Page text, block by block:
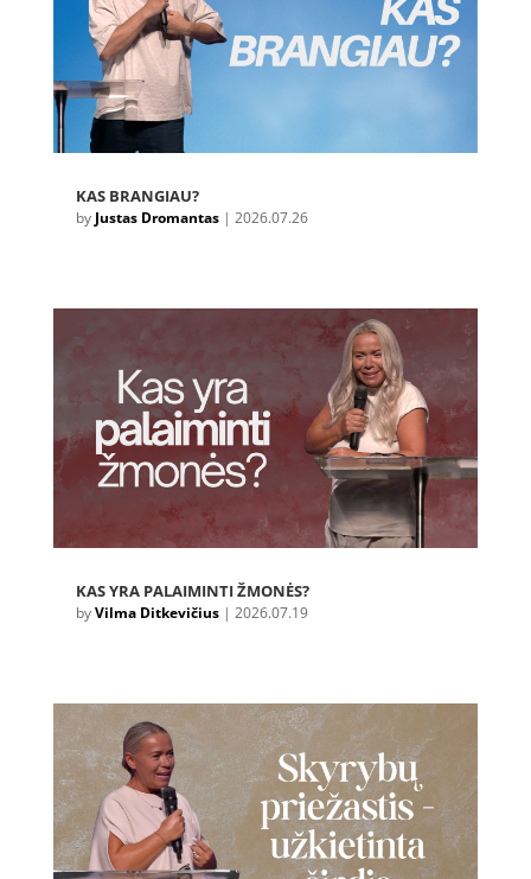
KAS BRANGIAU?
by Justas Dromantas| 2026.07.26
KAS YRA PALAIMINTI ŽMONĖS?
byVilma Ditkevičius| 2026.07.19